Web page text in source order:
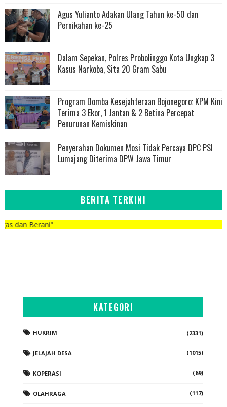
Agus Yulianto Adakan Ulang Tahun ke-50 dan
Pernikahan ke-25
Dalam Sepekan, Polres Probolinggo Kota Ungkap 3
Kasus Narkoba, Sita 20 Gram Sabu
Program Domba Kesejahteraan Bojonegoro: KPM Kini
Terima 3 Ekor, 1 Jantan & 2 Betina Percepat
Penurunan Kemiskinan
Penyerahan Dokumen Mosi Tidak Percaya DPC PSI
Lumajang Diterima DPW Jawa Timur
BERITA TERKINI
KATEGORI
HUKRIM (2331)
JELAJAH DESA (1015)
KOPERASI (69)
OLAHRAGA (117)